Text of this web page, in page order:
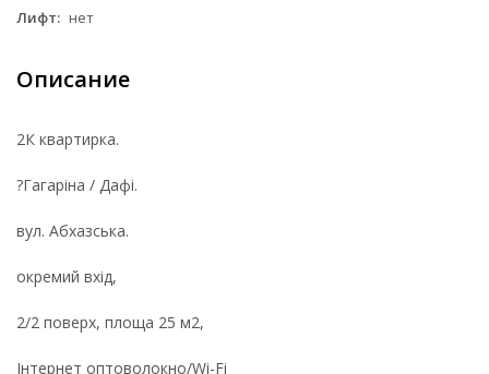
Лифт: нет
Описание
2К квартирка.
?Гагаріна / Дафі.
вул. Абхазська.
окремий вхід,
2/2 поверх, площа 25 м2,
Інтернет оптоволокно/Wi-Fi